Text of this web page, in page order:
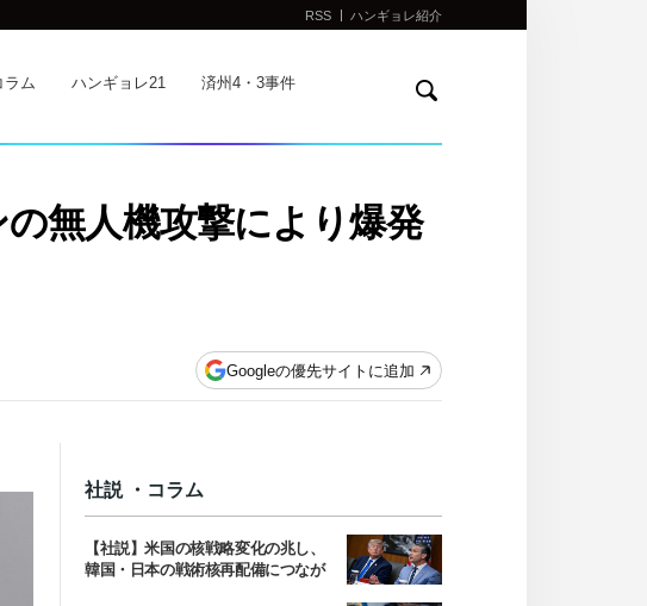
ラム ハンギョレ21 済州4・3事件
検
RSS ハンギョレ紹介
無人機攻撃により爆発
Googleの優先サイトに追加
社説 ・コラム
【社説】米国の核戦略変化の兆し、
韓国・日本の戦術核再配備につなが